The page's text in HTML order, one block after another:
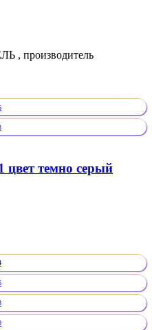
, производитель
цвет темно серый